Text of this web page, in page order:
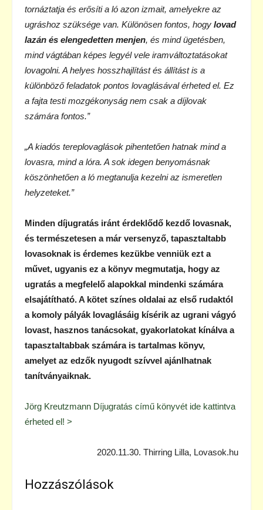
tornáztatja és erősíti a ló azon izmait, amelyekre az
ugráshoz szüksége van. Különösen fontos, hogy lovad
lazán és elengedetten menjen, és mind ügetésben,
mind vágtában képes legyél vele iramváltoztatásokat
lovagolni. A helyes hosszhajlítást és állítást is a
különböző feladatok pontos lovaglásával érheted el. Ez
a fajta testi mozgékonyság nem csak a díjlovak
számára fontos.”
„A kiadós tereplovaglások pihentetően hatnak mind a
lovasra, mind a lóra. A sok idegen benyomásnak
köszönhetően a ló megtanulja kezelni az ismeretlen
helyzeteket.”
Minden díjugratás iránt érdeklődő kezdő lovasnak,
és természetesen a már versenyző, tapasztaltabb
lovasoknak is érdemes kezükbe venniük ezt a
művet, ugyanis ez a könyv megmutatja, hogy az
ugratás a megfelelő alapokkal mindenki számára
elsajátítható. A kötet színes oldalai az első rudaktól
a komoly pályák lovaglásáig kísérik az ugrani vágyó
lovast, hasznos tanácsokat, gyakorlatokat kínálva a
tapasztaltabbak számára is tartalmas könyv,
amelyet az edzők nyugodt szívvel ajánlhatnak
tanítványaiknak.
Jörg Kreutzmann Díjugratás című könyvét ide kattintva
érheted el! >
2020.11.30. Thirring Lilla, Lovasok.hu
Hozzászólások